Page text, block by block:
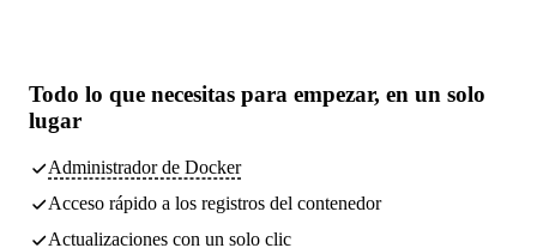
Todo lo que necesitas para empezar, en un solo
lugar
Administrador de Docker
Acceso rápido a los registros del contenedor
Actualizaciones con un solo clic